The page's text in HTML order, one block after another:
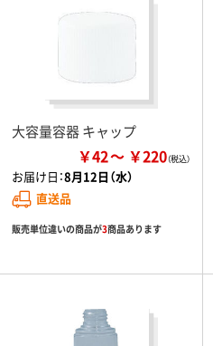
大容量容器 キャップ
￥42 ￥220
お届け日：8月12日（水）
直送品
販売単位違いの商品が3商品あります